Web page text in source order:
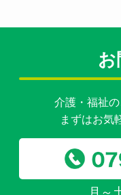
お
介護・福祉
まずはお気
月～